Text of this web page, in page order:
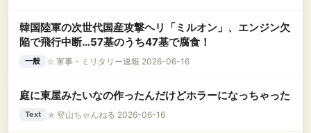
韓国陸軍の次世代国産攻撃ヘリ「ミルオン」、エンジン欠
陥で飛行中断…57基のうち47基で腐食！
一般 ☆ 軍事・ミリタリー速報 2026-06-16
庭に東屋みたいなの作ったんだけどホラーになっちゃった
Text ★ 登山ちゃんねる 2026-06-16